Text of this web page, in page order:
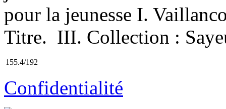
pour la jeunesse I.
Titre. III. Collection :
155.4/192
Confidentialité